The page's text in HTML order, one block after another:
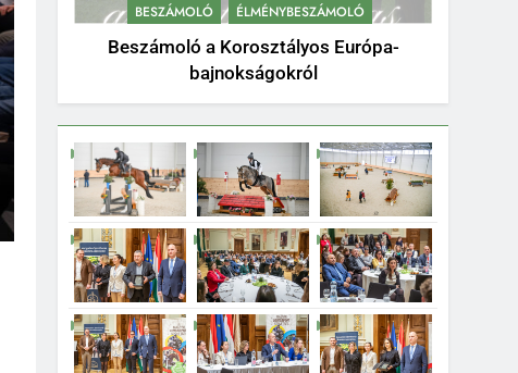
BESZÁMOLÓ ÉLMÉNYBESZÁMOLÓ
Beszámoló a Korosztályos Európa-
bajnokságokról